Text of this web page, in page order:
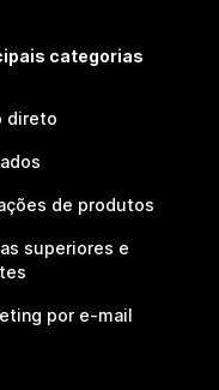
categorias
direto
de produtos
superiores e
por e-mail